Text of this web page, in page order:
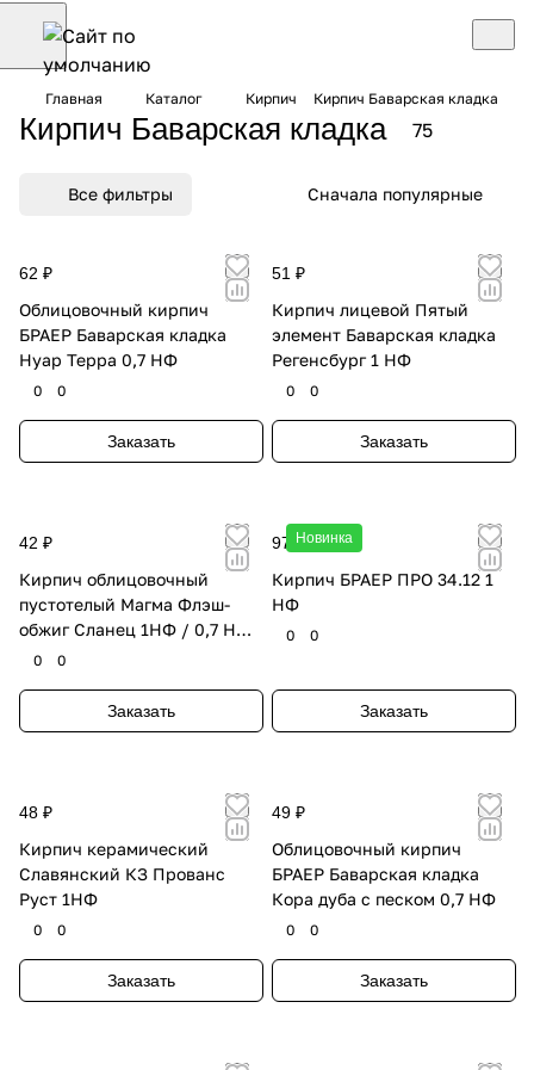
Главная Каталог Кирпич Кирпич Баварская кладка
Кирпич Баварская кладка 75
Все фильтры Сначала популярные
62 ₽
Облицовочный кирпич
БРАЕР Баварская кладка
Нуар Терра 0,7 НФ
0 0
Заказать
51 ₽
Кирпич лицевой Пятый
элемент Баварская кладка
Регенсбург 1 НФ
0 0
Заказать
42 ₽
Кирпич облицовочный
пустотелый Магма Флэш-
обжиг Сланец 1НФ / 0,7 НФ
НФ
0 0
Заказать
Новинка
97.50 ₽
Кирпич БРАЕР ПРО 34.12 1
НФ
0 0
Заказать
48 ₽
Кирпич керамический
Славянский КЗ Прованс
Руст 1НФ
0 0
Заказать
49 ₽
Облицовочный кирпич
БРАЕР Баварская кладка
Кора дуба с песком 0,7 НФ
0 0
Заказать